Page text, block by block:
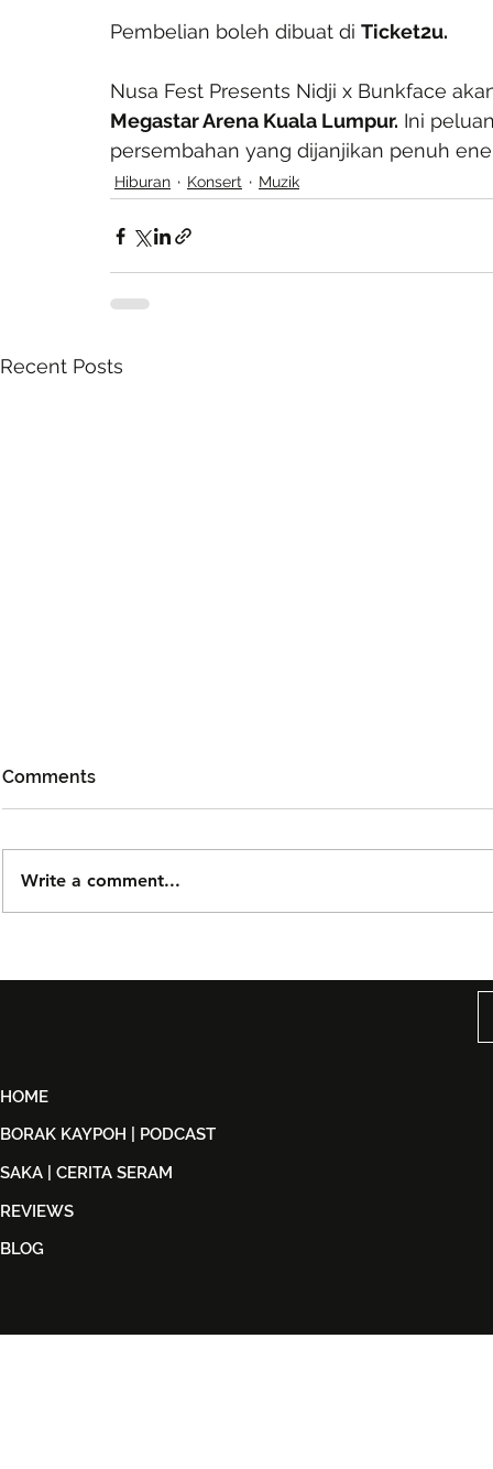
Pembelian boleh dibuat di Ticket2u.
Nusa Fest Presents Nidji x Bunkface
Megastar Arena Kuala Lumpur. Ini
persembahan yang dijanjikan penuh
Hiburan Konsert Muzik
Recent Posts
Dijual
Comments
Write a comment...
HOME
BORAK KAYPOH | PODCAST
SAKA | CERITA SERAM
REVIEWS
BLOG